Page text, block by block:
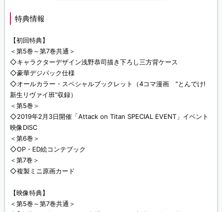
特典情報
【初回特典】
＜第5巻～第7巻共通＞
◇キャラクターデザイン浅野恭司描き下ろし三方背ケース
◇豪華デジパック仕様
◇オールカラー・スペシャルブックレット（4コマ漫画 "とんでけ!
新生リヴァイ班”収録）
＜第5巻＞
◇2019年2月3日開催「Attack on Titan SPECIAL EVENT」イベント
映像DISC
＜第6巻＞
◇OP・ED絵コンテブック
＜第7巻＞
◇複製ミニ原画カード
【映像特典】
＜第5巻～第7巻共通＞